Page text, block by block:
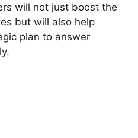
will not just boost the
but will also help
plan to answer